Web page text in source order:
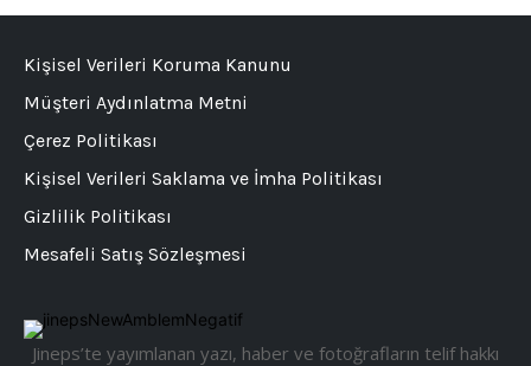
Jineps’te yayımlanan yazı, haber ve fotoğrafların telif hakkı
Kişisel Verileri Koruma Kanunu
Müşteri Aydınlatma Metni
Çerez Politikası
Kişisel Verileri Saklama ve İmha Politikası
Gizlilik Politikası
Mesafeli Satış Sözleşmesi